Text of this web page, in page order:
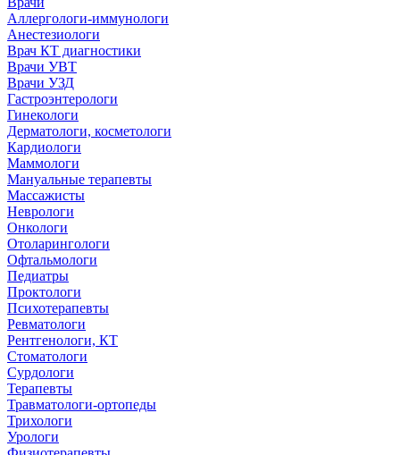
Аллергологи-иммунологи
Анестезиологи
Врач КТ диагностики
Врачи УВТ
Врачи УЗД
Гастроэнтерологи
Гинекологи
Дерматологи, косметологи
Кардиологи
Маммологи
Мануальные терапевты
Массажисты
Неврологи
Онкологи
Отоларингологи
Офтальмологи
Педиатры
Проктологи
Психотерапевты
Ревматологи
Рентгенологи, КТ
Стоматологи
Сурдологи
Терапевты
Травматологи-ортопеды
Трихологи
Урологи